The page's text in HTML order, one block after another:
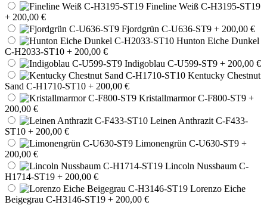
Fineline Weiß C-H3195-ST19
+ 200,00 €
Fjordgrün C-U636-ST9 + 200,00 €
Hunton Eiche Dunkel
C-H2033-ST10 + 200,00 €
Indigoblau C-U599-ST9 + 200,00 €
Kentucky Chestnut
Sand C-H1710-ST10 + 200,00 €
Kristallmarmor C-F800-ST9 +
200,00 €
Leinen Anthrazit C-F433-
ST10 + 200,00 €
Limonengrün C-U630-ST9 +
200,00 €
Lincoln Nussbaum C-
H1714-ST19 + 200,00 €
Lorenzo Eiche
Beigegrau C-H3146-ST19 + 200,00 €